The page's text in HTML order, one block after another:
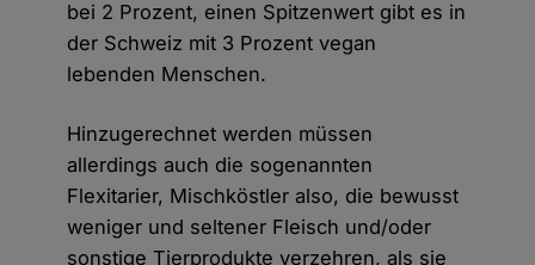
bei 2 Prozent, einen Spitzenwert gibt es in
der Schweiz mit 3 Prozent vegan
lebenden Menschen.
Hinzugerechnet werden müssen
allerdings auch die sogenannten
Flexitarier, Mischköstler also, die bewusst
weniger und seltener Fleisch und/oder
sonstige Tierprodukte verzehren, als sie